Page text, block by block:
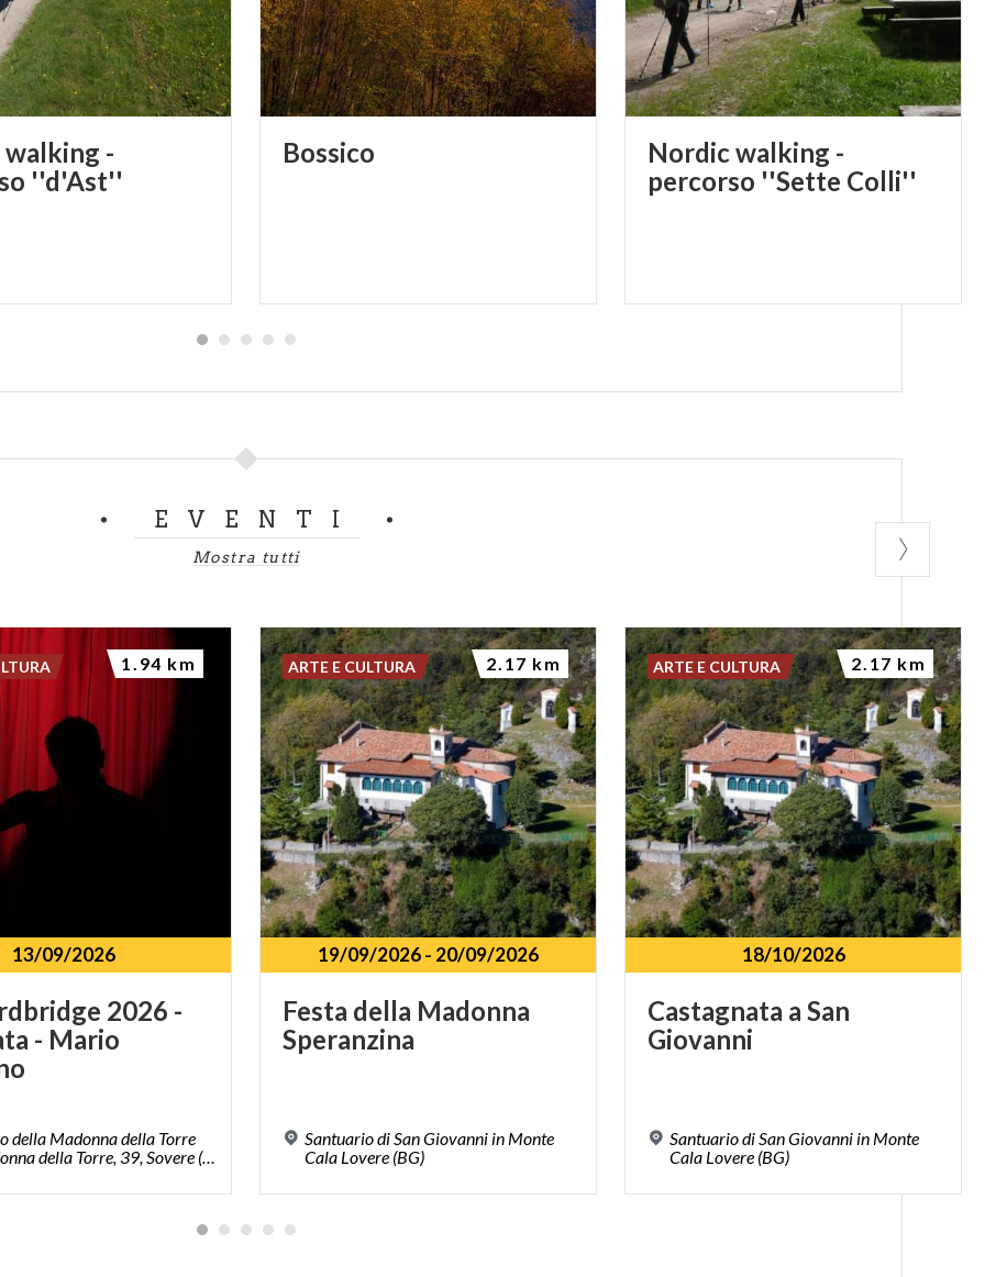
-
''d'Ast''
Bossico
Nordic walking -
percorso ''Sette Colli''
EVENTI
Mostra tutti
13/09/2026
2026 -
- Mario
della Madonna della Torre
Via Madonna della Torre, 39, Sovere (BG)
1.94 km
19/09/2026- 20/09/2026
Festa della Madonna
Speranzina
Santuario di San Giovanni in Monte
Cala Lovere (BG)
ARTE E CULTURA 2.17 km
18/10/2026
Castagnata a San
Giovanni
Santuario di San Giovanni in Monte
Cala Lovere (BG)
ARTE E CULTURA 2.17 km